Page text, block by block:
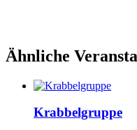
Ähnliche
Krabbelgruppe